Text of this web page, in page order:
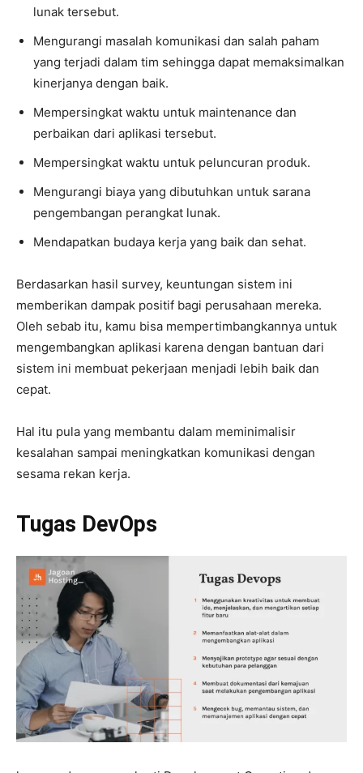
lunak tersebut.
Mengurangi masalah komunikasi dan salah paham
yang terjadi dalam tim sehingga dapat memaksimalkan
kinerjanya dengan baik.
Mempersingkat waktu untuk maintenance dan
perbaikan dari aplikasi tersebut.
Mempersingkat waktu untuk peluncuran produk.
Mengurangi biaya yang dibutuhkan untuk sarana
pengembangan perangkat lunak.
Mendapatkan budaya kerja yang baik dan sehat.
Berdasarkan hasil survey, keuntungan sistem ini
memberikan dampak positif bagi perusahaan mereka.
Oleh sebab itu, kamu bisa mempertimbangkannya untuk
mengembangkan aplikasi karena dengan bantuan dari
sistem ini membuat pekerjaan menjadi lebih baik dan
cepat.
Hal itu pula yang membantu dalam meminimalisir
kesalahan sampai meningkatkan komunikasi dengan
sesama rekan kerja.
Tugas DevOps